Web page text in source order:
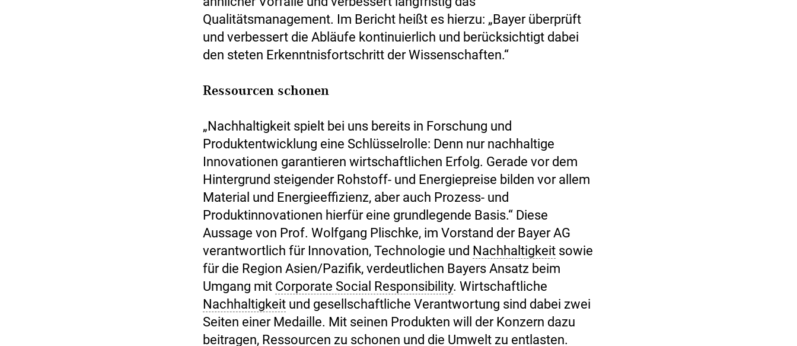
Qualitätsmanagement. Im Bericht heißt es hierzu: „Bayer überprüft
und verbessert die Abläufe kontinuierlich und berücksichtigt dabei
den steten Erkenntnisfortschritt der Wissenschaften.“
Ressourcen schonen
„Nachhaltigkeit spielt bei uns bereits in Forschung und
Produktentwicklung eine Schlüsselrolle: Denn nur nachhaltige
Innovationen garantieren wirtschaftlichen Erfolg. Gerade vor dem
Hintergrund steigender Rohstoff- und Energiepreise bilden vor allem
Material und Energieeffizienz, aber auch Prozess- und
Produktinnovationen hierfür eine grundlegende Basis.“ Diese
Aussage von Prof. Wolfgang Plischke, im Vorstand der Bayer AG
verantwortlich für Innovation, Technologie und Nachhaltigkeit sowie
für die Region Asien/Pazifik, verdeutlichen Bayers Ansatz beim
Umgang mit Corporate Social Responsibility. Wirtschaftliche
Nachhaltigkeit und gesellschaftliche Verantwortung sind dabei zwei
Seiten einer Medaille. Mit seinen Produkten will der Konzern dazu
beitragen, Ressourcen zu schonen und die Umwelt zu entlasten.